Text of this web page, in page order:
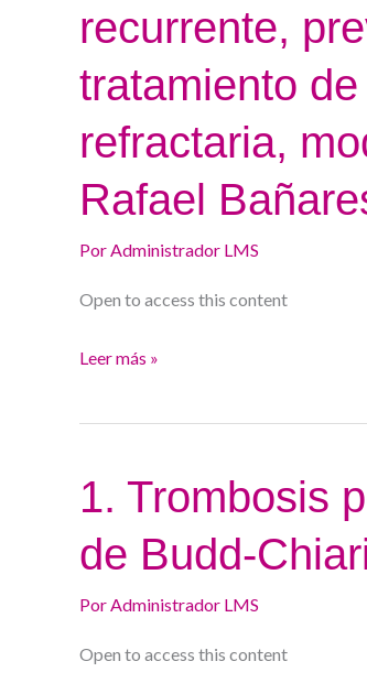
recurrente,
tratamiento
refractaria,
Rafael
PorAdministrador LMS
Open to access this content
prevención
la
recurrente,
prevención
del
resangrado,
de
ascitis
modificaciones
Dr.
Rafael
Leer más »
1. Trombosis
de Budd-
PorAdministrador LMS
Open to access this content
1.
Trombosis
portal
cirrótica.